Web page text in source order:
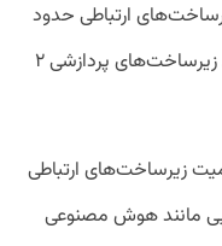
ارتباطی حدود
۲ هزار و ۳۰۰ میلیارد تومان و پروژه تامین زیرساخت‌های پردازشی ۲
زیرساخت‌های ارتباطی
مانند هوش مصنوعی